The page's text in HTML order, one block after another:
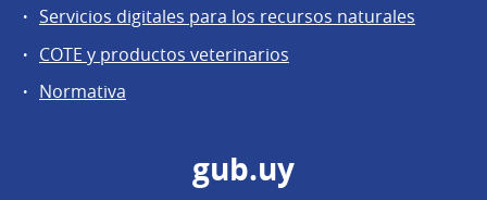
Servicios digitales para los recursos naturales
COTE y productos veterinarios
Normativa
gub.uy